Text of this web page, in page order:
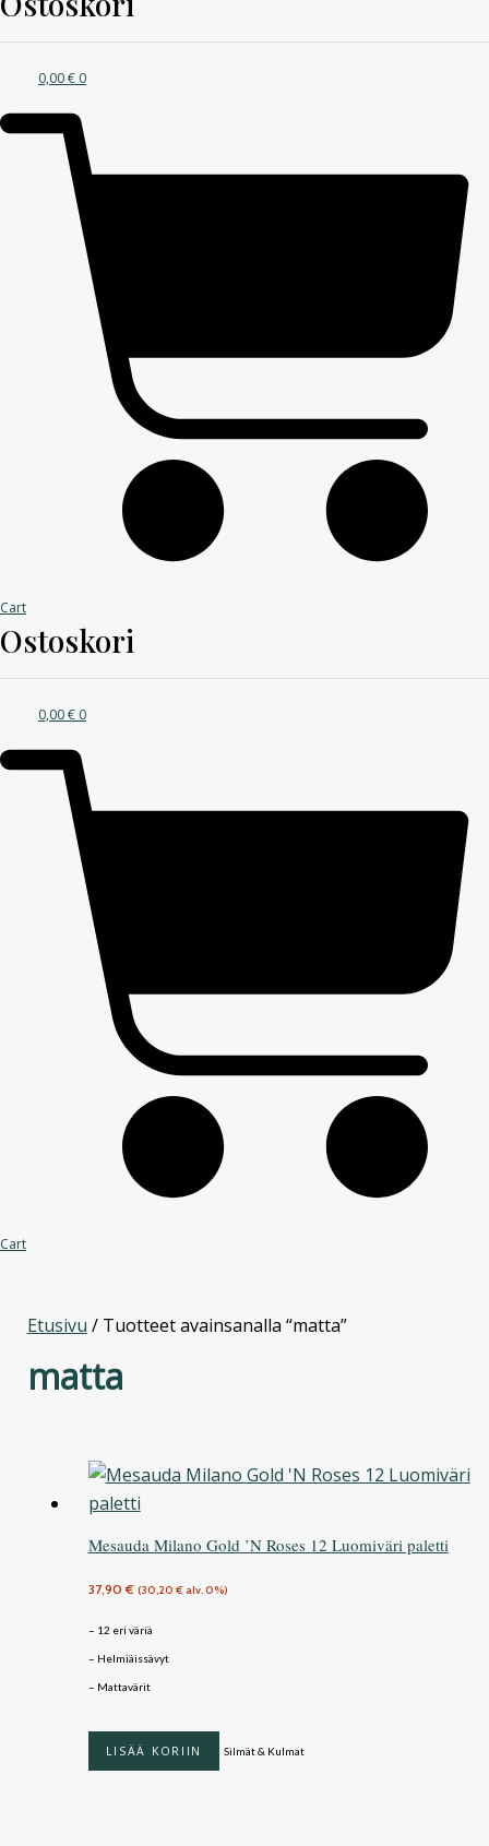
0,00€ 0
Cart
Ostoskori
0,00€ 0
Cart
Etusivu / Tuotteet avainsanalla “matta”
matta
Mesauda Milano Gold ’N Roses 12 Luomiväri paletti
37,90€ (30,20 €alv. 0%)
– 12 eri väriä
– Helmiäissävyt
– Mattavärit
LISÄÄ KORIIN Silmät & Kulmat